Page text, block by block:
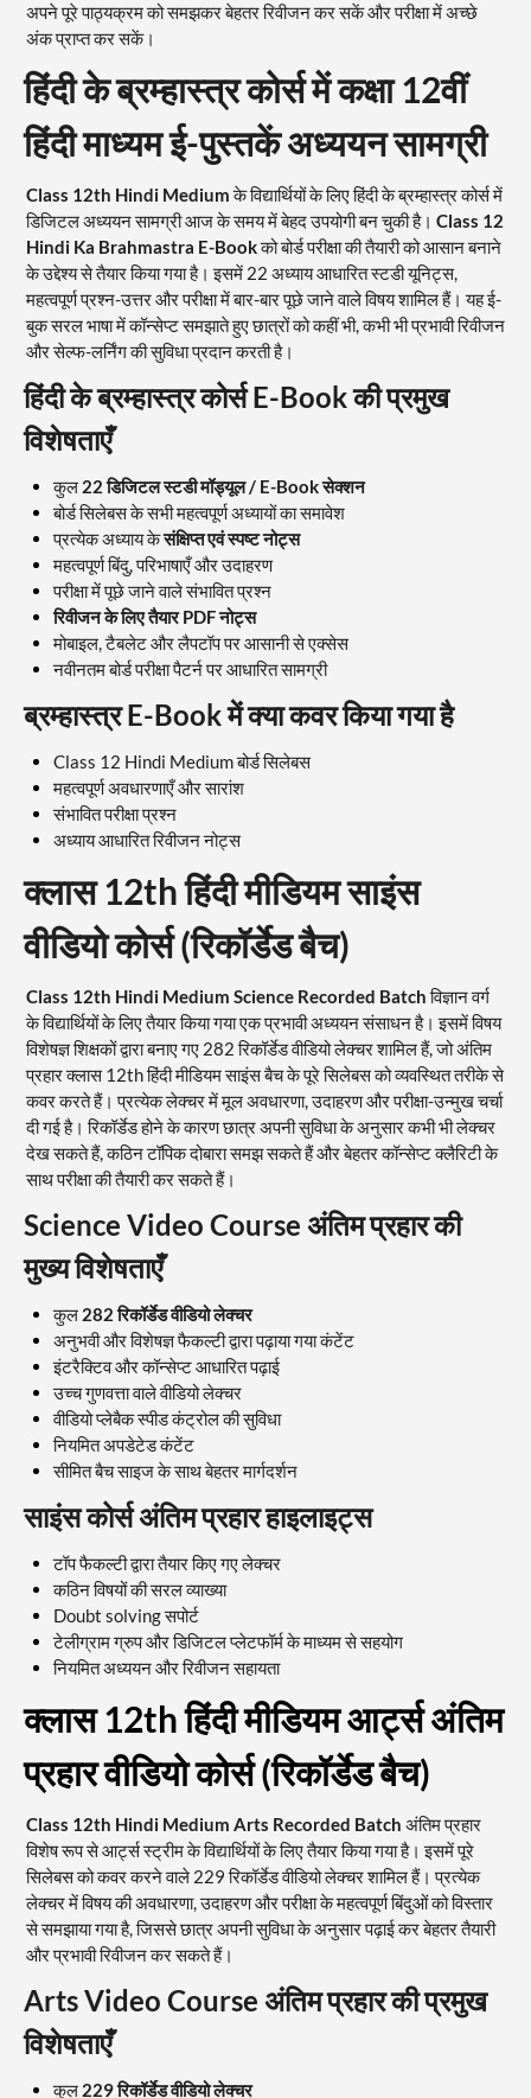
अपने पूरे पाठ्यक्रम को समझकर बेहतर रिवीजन कर सकें और परीक्षा में अच्छे
अंक प्राप्त कर सकें।
हिंदी के ब्रम्हास्त्र कोर्स में कक्षा 12वीं
हिंदी माध्यम ई-पुस्तकें अध्ययन सामग्री
Class 12th Hindi Mediumके विद्यार्थियों के लिए हिंदी के ब्रम्हास्त्र कोर्स में
डिजिटल अध्ययन सामग्री आज के समय में बेहद उपयोगी बन चुकी है। Class 12
Hindi Ka Brahmastra E-Bookको बोर्ड परीक्षा की तैयारी को आसान बनाने
के उद्देश्य से तैयार किया गया है। इसमें 22 अध्याय आधारित स्टडी यूनिट्स,
महत्वपूर्ण प्रश्न-उत्तर और परीक्षा में बार-बार पूछे जाने वाले विषय शामिल हैं। यह ई-
बुक सरल भाषा में कॉन्सेप्ट समझाते हुए छात्रों को कहीं भी, कभी भी प्रभावी रिवीजन
और सेल्फ-लर्निंग की सुविधा प्रदान करती है।
हिंदी के ब्रम्हास्त्र कोर्स E-Book की प्रमुख
विशेषताएँ
कुल 22 डिजिटल स्टडी मॉड्यूल / E-Book सेक्शन
बोर्ड सिलेबस के सभी महत्वपूर्ण अध्यायों का समावेश
प्रत्येक अध्याय केसंक्षिप्त एवं स्पष्ट नोट्स
महत्वपूर्ण बिंदु, परिभाषाएँ और उदाहरण
परीक्षा में पूछे जाने वाले संभावित प्रश्न
रिवीजन के लिए तैयार PDF नोट्स
मोबाइल, टैबलेट और लैपटॉप पर आसानी से एक्सेस
नवीनतम बोर्ड परीक्षा पैटर्न पर आधारित सामग्री
ब्रम्हास्त्र E-Book में क्या कवर किया गया है
Class 12 Hindi Medium बोर्ड सिलेबस
महत्वपूर्ण अवधारणाएँ और सारांश
संभावित परीक्षा प्रश्न
अध्याय आधारित रिवीजन नोट्स
क्लास 12th हिंदी मीडियम साइंस
वीडियो कोर्स (रिकॉर्डेड बैच)
Class 12th Hindi Medium Science Recorded Batchविज्ञान वर्ग
के विद्यार्थियों के लिए तैयार किया गया एक प्रभावी अध्ययन संसाधन है। इसमें विषय
विशेषज्ञ शिक्षकों द्वारा बनाए गए 282 रिकॉर्डेड वीडियो लेक्चर शामिल हैं, जो अंतिम
प्रहार क्लास 12th हिंदी मीडियम साइंस बैच के पूरे सिलेबस को व्यवस्थित तरीके से
कवर करते हैं। प्रत्येक लेक्चर में मूल अवधारणा, उदाहरण और परीक्षा-उन्मुख चर्चा
दी गई है। रिकॉर्डेड होने के कारण छात्र अपनी सुविधा के अनुसार कभी भी लेक्चर
देख सकते हैं, कठिन टॉपिक दोबारा समझ सकते हैं और बेहतर कॉन्सेप्ट क्लैरिटी के
साथ परीक्षा की तैयारी कर सकते हैं।
Science Video Course अंतिम प्रहार की
मुख्य विशेषताएँ
कुल 282 रिकॉर्डेड वीडियो लेक्चर
अनुभवी और विशेषज्ञ फैकल्टी द्वारा पढ़ाया गया कंटेंट
इंटरैक्टिव और कॉन्सेप्ट आधारित पढ़ाई
उच्च गुणवत्ता वाले वीडियो लेक्चर
वीडियो प्लेबैक स्पीड कंट्रोल की सुविधा
नियमित अपडेटेड कंटेंट
सीमित बैच साइज के साथ बेहतर मार्गदर्शन
साइंस कोर्स अंतिम प्रहार हाइलाइट्स
टॉप फैकल्टी द्वारा तैयार किए गए लेक्चर
कठिन विषयों की सरल व्याख्या
Doubt solving सपोर्ट
टेलीग्राम ग्रुप और डिजिटल प्लेटफॉर्म के माध्यम से सहयोग
नियमित अध्ययन और रिवीजन सहायता
क्लास 12th हिंदी मीडियम आर्ट्स अंतिम
प्रहार वीडियो कोर्स (रिकॉर्डेड बैच)
Class 12th Hindi Medium Arts Recorded Batch अंतिम प्रहार
विशेष रूप से आर्ट्स स्ट्रीम के विद्यार्थियों के लिए तैयार किया गया है। इसमें पूरे
सिलेबस को कवर करने वाले 229 रिकॉर्डेड वीडियो लेक्चर शामिल हैं। प्रत्येक
लेक्चर में विषय की अवधारणा, उदाहरण और परीक्षा के महत्वपूर्ण बिंदुओं को विस्तार
से समझाया गया है, जिससे छात्र अपनी सुविधा के अनुसार पढ़ाई कर बेहतर तैयारी
और प्रभावी रिवीजन कर सकते हैं।
Arts Video Course अंतिम प्रहार की प्रमुख
विशेषताएँ
कुल 229 रिकॉर्डेड वीडियो लेक्चर